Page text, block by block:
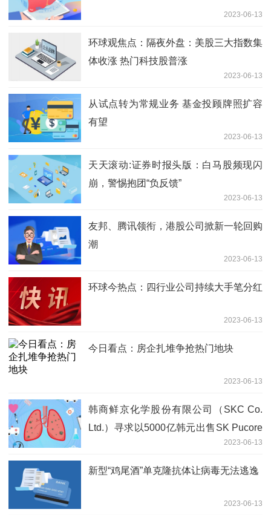
2023-06-13
环球观焦点：隔夜外盘：美股三大指数集
体收涨 热门科技股普涨
2023-06-13
从试点转为常规业务 基金投顾牌照扩容
有望
2023-06-13
天天滚动:证券时报头版：白马股频现闪
崩，警惕抱团“负反馈”
2023-06-13
友邦、腾讯领衔，港股公司掀新一轮回购
潮
2023-06-13
环球今热点：四行业公司持续大手笔分红
2023-06-13
今日看点：房企扎堆争抢热门地块
2023-06-13
韩商鲜京化学股份有限公司（SKC Co.
Ltd.）寻求以5000亿韩元出售SK Pucore
2023-06-13
新型“鸡尾酒”单克隆抗体让病毒无法逃逸
2023-06-13